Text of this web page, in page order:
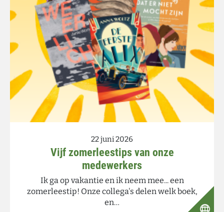
22 juni 2026
Vijf zomerleestips van onze
medewerkers
Ik ga op vakantie en ik neem mee... een
zomerleestip! Onze collega's delen welk boek,
en…